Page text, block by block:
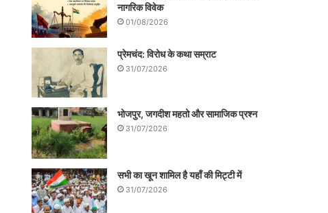
नागरिक विवेक
01/08/2026
प्रेमचंद: विरोध के कथा सम्राट
31/07/2026
भोजपुर, जगदीश महतो और सामाजिक प्रश्न
31/07/2026
सभी का खून शामिल है यहाँ की मिट्टी में
31/07/2026